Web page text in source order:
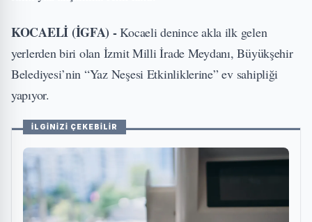
KOCAELİ (İGFA) -Kocaeli denince akla ilk gelen
yerlerden biri olan İzmit Milli İrade Meydanı, Büyükşehir
Belediyesi’nin “Yaz Neşesi Etkinliklerine” ev sahipliği
yapıyor.
İLGİNİZİ ÇEKEBİLİR